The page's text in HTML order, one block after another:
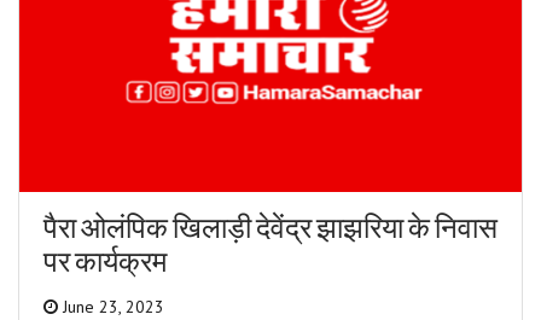
पैरा ओलंपिक खिलाड़ी देवेंद्र झाझरिया के निवास
पर कार्यक्रम
June 23, 2023